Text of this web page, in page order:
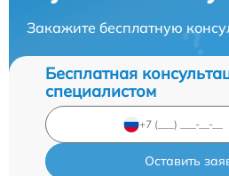
Закажите бесплатную
Бесплатная
специалистом
Оставить